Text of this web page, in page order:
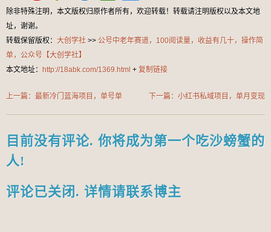
除非特殊注明，本文版权归原作者所有，欢迎转载！转载请注明版权以及本文地
址，谢谢。
转载保留版权： 大创学社 >> 公号中老年赛道，100阅读量，收益有几十，操作简
单，公众号【大创学社】
本文地址： http://18abk.com/1369.html + 复制链接
上一篇：最新冷门蓝海项目，单号单
下一篇：小红书私域项目，单月变现
目前没有评论. 你将成为第一个吃沙螃蟹的
人!
评论已关闭. 详情请联系博主